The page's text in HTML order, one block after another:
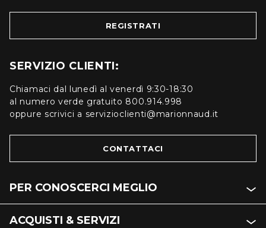
REGISTRATI
SERVIZIO CLIENTI:
Chiamaci dal lunedì al venerdì 9:30-18:30
al numero verde gratuito 800.914.998
oppure scrivici a servizioclienti@marionnaud.it
CONTATTACI
PER CONOSCERCI MEGLIO
ACQUISTI & SERVIZI